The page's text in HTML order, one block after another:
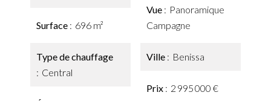
Surface 696 m²
Type de chauffage
Central
Vue
Panoramique
Campagne
Ville Benissa
Prix 2 995 000 €